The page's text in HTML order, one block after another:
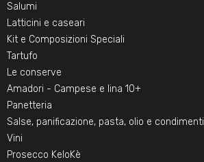
Salumi
Latticini e caseari
Kit e Composizioni Speciali
Tartufo
Le conserve
Amadori - Campese e lina 10+
Panetteria
Salse, panificazione, pasta, olio e condimenti
Vini
Prosecco KeloKè